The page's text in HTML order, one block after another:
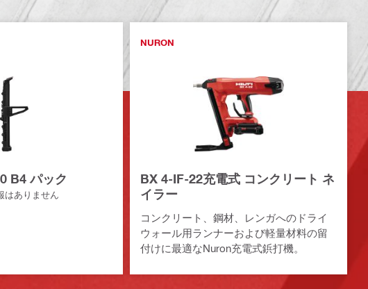
B4 パック
はありません
NURON
BX 4-IF-22充電式 コンクリート ネ
イラー
コンクリート、鋼材、レンガへのドライ
ウォール用ランナーおよび軽量材料の留
付けに最適なNuron充電式鋲打機。